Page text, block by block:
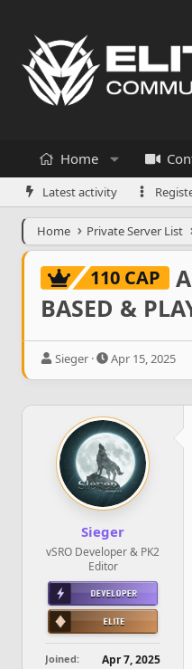
Home
Latest activity
Home Private Server List
110 CAP
BASED &
T
e
d
s
t
a
r
Sieger
S
r
t
d
a
t
e
Apr 15, 2025
Sieger
vSRO Developer & PK2
Editor
Joined Apr 7, 2025